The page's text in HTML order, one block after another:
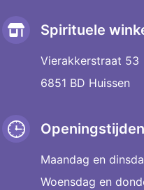
Spirituele
Vierakkerstraat 53
6851 BD Huissen
Openingstijden
Maandag en
Woensdag en